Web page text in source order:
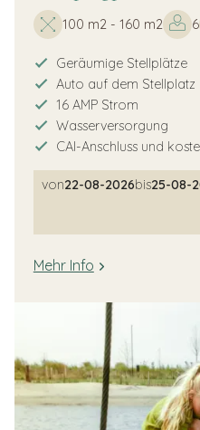
100 m2 - 160 m2 6
Geräumige Stellplätze
Auto auf dem Stellplatz
16 AMP Strom
Wasserversorgung
CAI-Anschluss und
von22-08-2026bis25-08-
Mehr Info